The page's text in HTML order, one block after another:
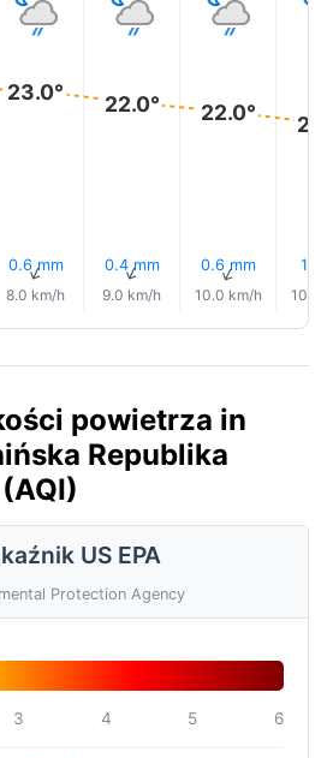
23.0°
0.6 mm
↑
8.0 km/h
22.0°
0.4 mm
↑
9.0 km/h
22.0°
0.6 mm
↑
10.0 km/h
1.1
10.0
powietrza in
Republika
US EPA
Protection Agency
3 4 5 6